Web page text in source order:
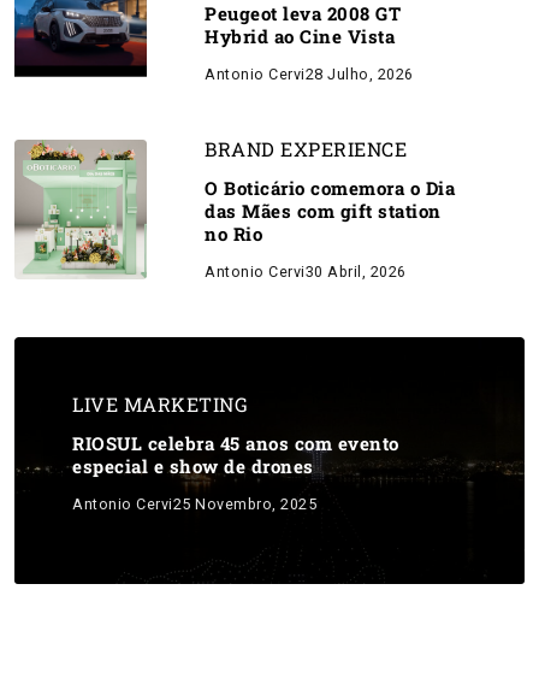
Peugeot leva 2008 GT
Hybrid ao Cine Vista
Antonio Cervi28 Julho, 2026
BRAND EXPERIENCE
O Boticário comemora o Dia
das Mães com gift station
no Rio
Antonio Cervi30 Abril, 2026
LIVE MARKETING
RIOSUL celebra 45 anos com evento
especial e show de drones
Antonio Cervi25 Novembro, 2025